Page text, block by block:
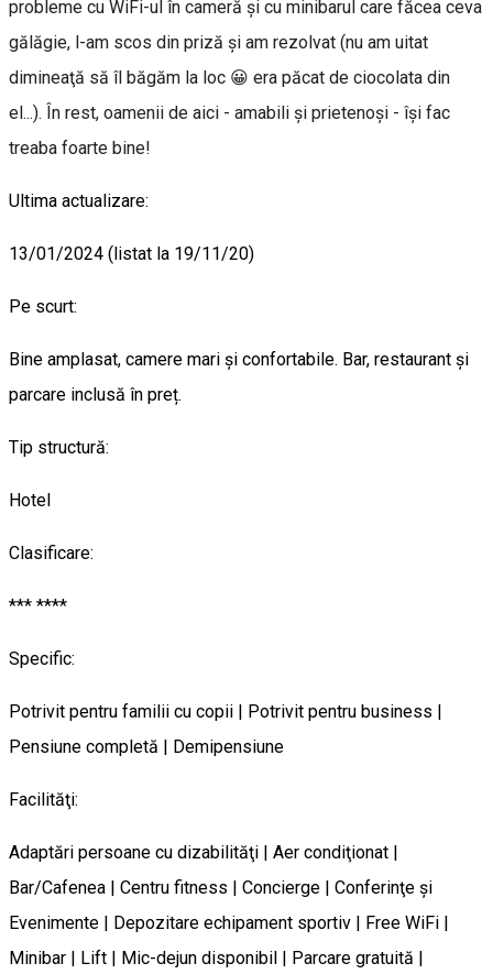
probleme cu WiFi-ul în cameră şi cu minibarul care făcea ceva
gălăgie, l-am scos din priză şi am rezolvat (nu am uitat
dimineaţă să îl băgăm la loc 😀 era păcat de ciocolata din
el...). În rest, oamenii de aici - amabili şi prietenoşi - îşi fac
treaba foarte bine!
Ultima actualizare:
13/01/2024 (listat la 19/11/20)
Pe scurt:
Bine amplasat, camere mari şi confortabile. Bar, restaurant și
parcare inclusă în preț.
Tip structură:
Hotel
Clasificare:
*** ****
Specific:
Potrivit pentru familii cu copii | Potrivit pentru business |
Pensiune completă | Demipensiune
Facilităţi:
Adaptări persoane cu dizabilităţi | Aer condiţionat |
Bar/Cafenea | Centru fitness | Concierge | Conferinţe şi
Evenimente | Depozitare echipament sportiv | Free WiFi |
Minibar | Lift | Mic-dejun disponibil | Parcare gratuită |